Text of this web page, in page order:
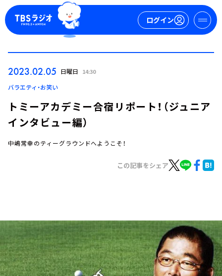
ログイン
ログイン
お知らせ
イベント・グッズ
YouTube
会社情報
2023.02.05 日曜日 14:30
バラエティ・お笑い
トミーアカデミー合宿リポート！（ジュニア
インタビュー編）
中嶋常幸のティーグラウンドへようこそ！
この記事をシェア